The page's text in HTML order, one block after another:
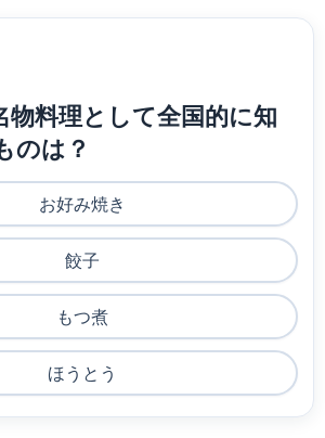
物料理として全国的に知
のは？
お好み焼き
餃子
もつ煮
ほうとう